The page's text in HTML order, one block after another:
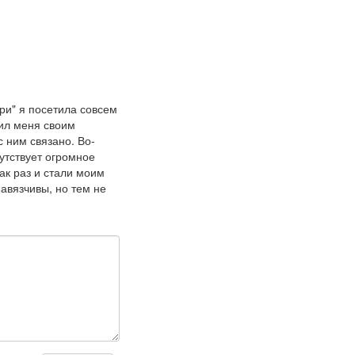
я посетила совсем
меня своим
связано. Во-
огромное
раз и стали моим
но тем не